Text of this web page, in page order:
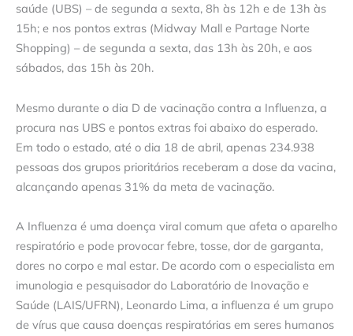
saúde (UBS) – de segunda a sexta, 8h às 12h e de 13h às
15h; e nos pontos extras (Midway Mall e Partage Norte
Shopping) – de segunda a sexta, das 13h às 20h, e aos
sábados, das 15h às 20h.
Mesmo durante o dia D de vacinação contra a Influenza, a
procura nas UBS e pontos extras foi abaixo do esperado.
Em todo o estado, até o dia 18 de abril, apenas 234.938
pessoas dos grupos prioritários receberam a dose da vacina,
alcançando apenas 31% da meta de vacinação.
A Influenza é uma doença viral comum que afeta o aparelho
respiratório e pode provocar febre, tosse, dor de garganta,
dores no corpo e mal estar. De acordo com o especialista em
imunologia e pesquisador do Laboratório de Inovação e
Saúde (LAIS/UFRN), Leonardo Lima, a influenza é um grupo
de vírus que causa doenças respiratórias em seres humanos